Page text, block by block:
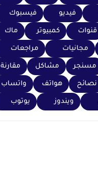
فيديو فيسبوك
قنوات كمبيوتر ماك
مجانيات مراجعات
مسنجر مشاكل مقارنة
نصائح هواتف واتساب
ويندوز يوتوب